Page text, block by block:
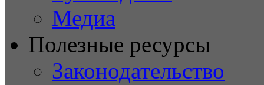
Медиа
Полезные ресурсы
Законодательство